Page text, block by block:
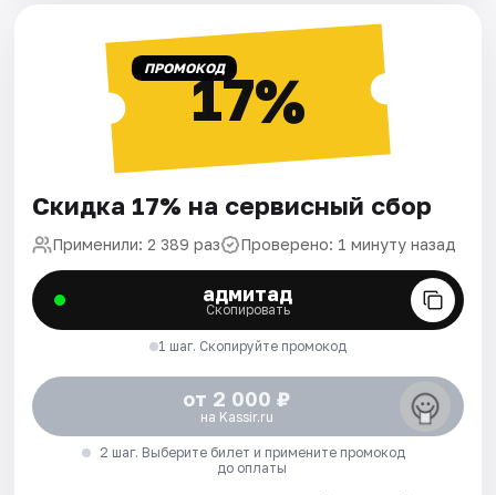
ПРОМОКОД17%
Скидка 17% на сервисный сбор
Применили: 2 389 раз Проверено: 1 минуту назад
адмитад
Скопировать
1 шаг. Скопируйте промокод
от 2 000 ₽
на Kassir.ru
2 шаг. Выберите билет и примените промокод
до оплаты